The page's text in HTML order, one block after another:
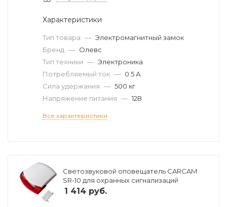
Характеристики
Тип товара — Электромагнитный замок
Бренд — Олевс
Тип техники — Электроника
Потребляемый ток — 0.5 А
Сила удержания — 500 кг
Напряжение питания — 12В
Все характеристики
Светозвуковой оповещатель CARCAM
SR-10 для охранных сигнализаций
1 414 руб.